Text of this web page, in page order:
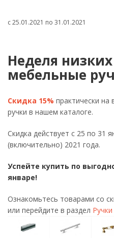
с 25.01.2021 по 31.01.2021
Неделя
мебельные
Cкидка 15% практически на
ручки в нашем каталоге.
Скидка действует с 25 по 31
(включительно) 2021 года.
Успейте купить по
январе!
Ознакомьтесь товарами со
или перейдите в раздел